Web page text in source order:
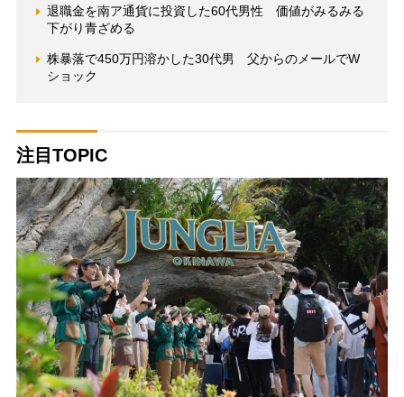
退職金を南ア通貨に投資した60代男性 価値がみるみる
下がり青ざめる
株暴落で450万円溶かした30代男 父からのメールでW
ショック
注目TOPIC